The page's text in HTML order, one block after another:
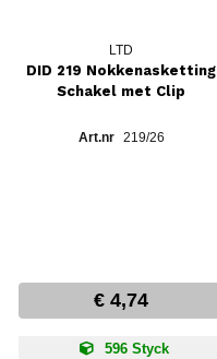
LTD
DID 219 Nokkenasketting
Schakel met Clip
219/26
€ 4,74
596 Styck